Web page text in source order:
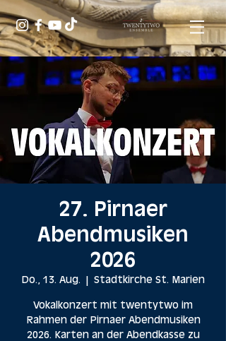
27. Pirnaer
Abendmusiken
2026
Do., 13. Aug. Stadtkirche St. Marien
Vokalkonzert mit twentytwo im
Rahmen der Pirnaer Abendmusiken
2026. Karten an der Abendkasse zu